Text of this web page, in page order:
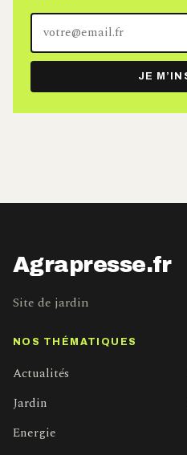
Votre
adresse
e-
mail
JE
Agrapresse.fr
Site de jardin
NOS THÉMATIQUES
Actualités
Jardin
Energie